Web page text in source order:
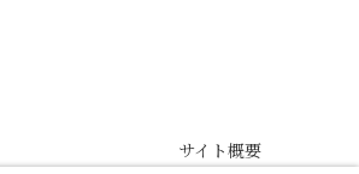
サイト概要